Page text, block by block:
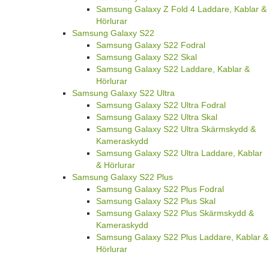
Samsung Galaxy Z Fold 4 Laddare, Kablar &
Hörlurar
Samsung Galaxy S22
Samsung Galaxy S22 Fodral
Samsung Galaxy S22 Skal
Samsung Galaxy S22 Laddare, Kablar &
Hörlurar
Samsung Galaxy S22 Ultra
Samsung Galaxy S22 Ultra Fodral
Samsung Galaxy S22 Ultra Skal
Samsung Galaxy S22 Ultra Skärmskydd &
Kameraskydd
Samsung Galaxy S22 Ultra Laddare, Kablar
& Hörlurar
Samsung Galaxy S22 Plus
Samsung Galaxy S22 Plus Fodral
Samsung Galaxy S22 Plus Skal
Samsung Galaxy S22 Plus Skärmskydd &
Kameraskydd
Samsung Galaxy S22 Plus Laddare, Kablar &
Hörlurar